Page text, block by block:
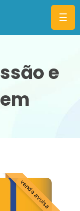
☰
e
venda avulsa